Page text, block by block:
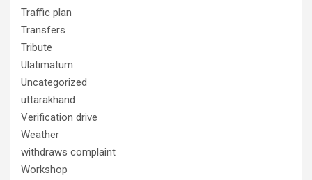
Traffic plan
Transfers
Tribute
Ulatimatum
Uncategorized
uttarakhand
Verification drive
Weather
withdraws complaint
Workshop